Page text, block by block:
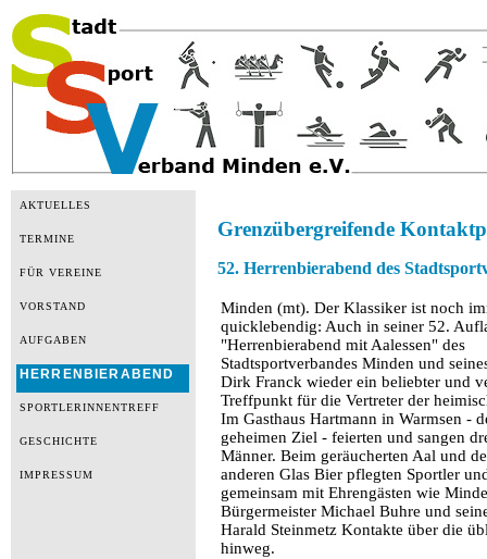
AKTUELLES
TERMINE
FÜR VEREINE
VORSTAND
AUFGABEN
HERRENBIERABEND
SPORTLERINNENTREFF
GESCHICHTE
IMPRESSUM
Grenzübergreifende
52. Herrenbierabend des
Minden (mt). Der Klassiker ist noch
quicklebendig: Auch in seiner 52.
"Herrenbierabend mit Aalessen" des
Stadtsportverbandes Minden und
Dirk Franck wieder ein beliebter und
Treffpunkt für die Vertreter der
Im Gasthaus Hartmann in Warmsen -
geheimen Ziel - feierten und sangen
Männer. Beim geräucherten Aal und
anderen Glas Bier pflegten Sportler
gemeinsam mit Ehrengästen wie
Bürgermeister Michael Buhre und
Harald Steinmetz Kontakte über die
hinweg.